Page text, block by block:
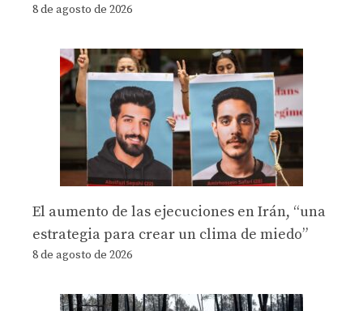
8 de agosto de 2026
El aumento de las ejecuciones en Irán, “una
estrategia para crear un clima de miedo”
8 de agosto de 2026